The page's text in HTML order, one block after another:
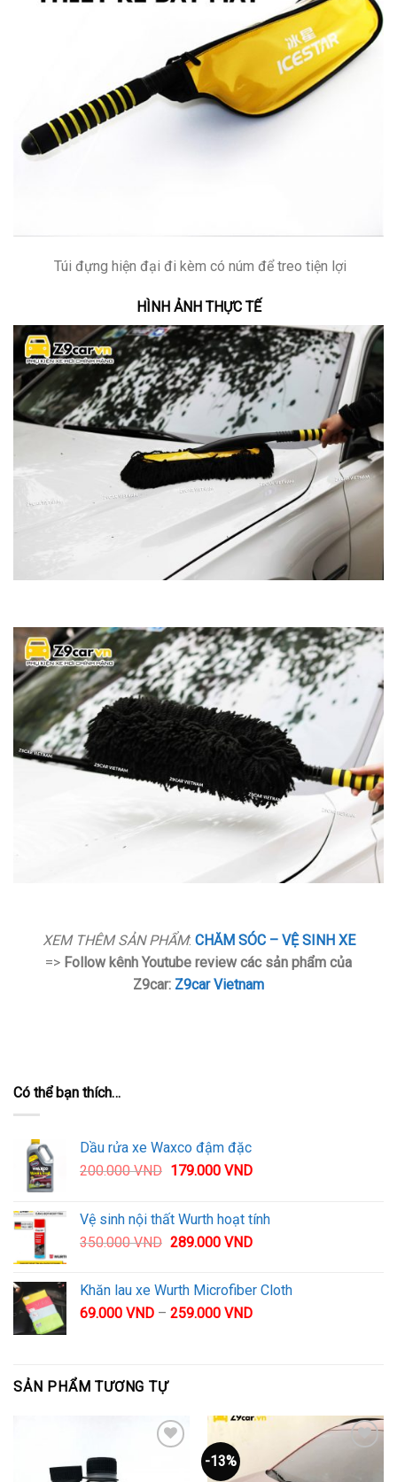
Túi đựng hiện đại đi kèm có núm để treo tiện lợi
HÌNH ẢNH THỰC TẾ
XEM THÊM SẢN PHẨM: CHĂM SÓC – VỆ SINH XE
=> Follow kênh Youtube review các sản phẩm của
Z9car: Z9car Vietnam
Có thể bạn thích…
Dầu rửa xe Waxco đậm đặc
200.000VND 179.000 VND
Vệ sinh nội thất Wurth hoạt tính
350.000VND 289.000 VND
Khăn lau xe Wurth Microfiber Cloth
69.000 VND – 259.000 VND
SẢN PHẨM TƯƠNG TỰ
-13%